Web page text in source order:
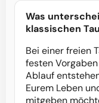
Was
klassischen
Bei einer freien
festen
Ablauf
Eurem Leben
mitgeben